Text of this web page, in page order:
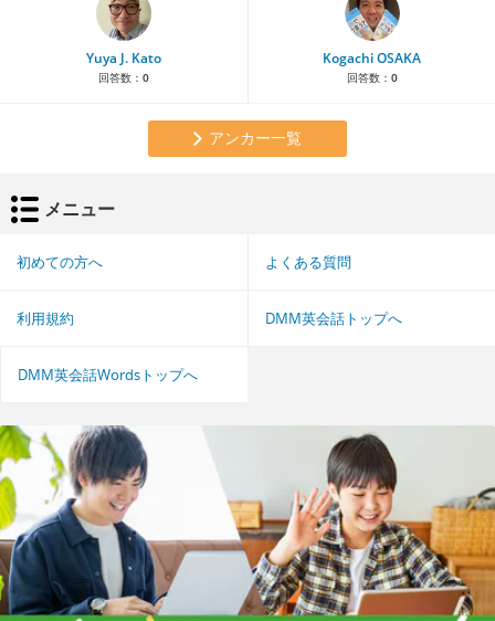
Yuya J. Kato
回答数： 0
Kogachi OSAKA
回答数： 0
アンカー一覧
メニュー
初めての方へ よくある質問
利用規約 DMM英会話トップへ
DMM英会話Wordsトップへ